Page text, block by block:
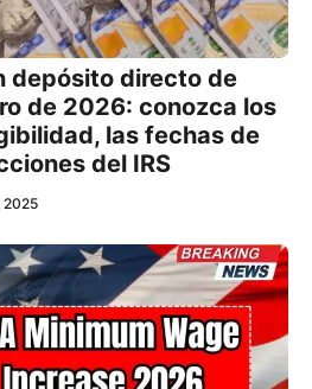
depósito directo de
de 2026: conozca los
las fechas de
del IRS
2025